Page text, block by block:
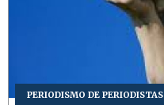
PERIODISMO DE PERIODISTAS